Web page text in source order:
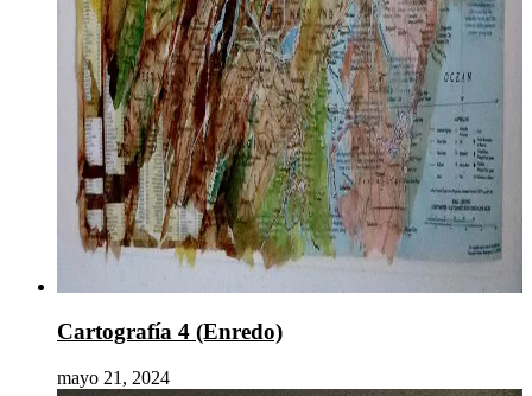
Cartografía 4 (Enredo)
mayo 21, 2024